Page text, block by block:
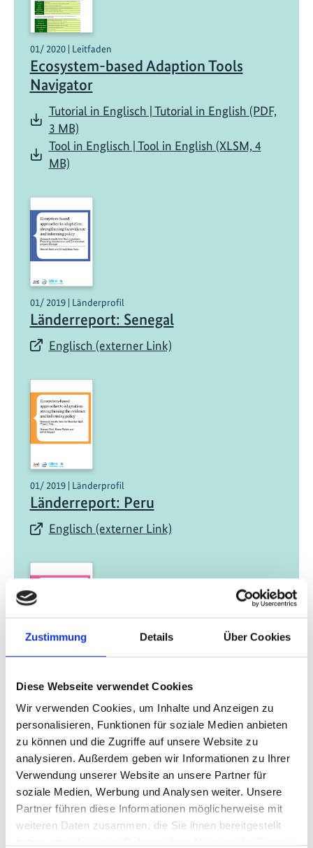
Zustimmung Details Über Cookies
Diese Webseite verwendet Cookies
Wir verwenden Cookies, um Inhalte und Anzeigen zu
personalisieren, Funktionen für soziale Medien anbieten
zu können und die Zugriffe auf unsere Website zu
analysieren. Außerdem geben wir Informationen zu Ihrer
Verwendung unserer Website an unsere Partner für
soziale Medien, Werbung und Analysen weiter. Unsere
Partner führen diese Informationen möglicherweise mit
weiteren Daten zusammen, die Sie ihnen bereitgestellt
01/ 2020 | Leitfaden
Ecosystem-based Adaption Tools
Navigator
Tutorial in Englisch | Tutorial in English (PDF,
3 MB)
Tool in Englisch | Tool in English (XLSM, 4
MB)
01/ 2019 | Länderprofil
Länderreport: Senegal
Englisch (externer Link)
01/ 2019 | Länderprofil
Länderreport: Peru
Englisch (externer Link)
Länderreport: Costa Rica und Panama
Englisch (externer Link)
mehr Publikationen